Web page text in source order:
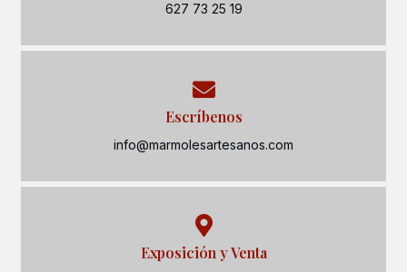
627 73 25 19
Escríbenos
info@marmolesartesanos.com
Exposición y Venta